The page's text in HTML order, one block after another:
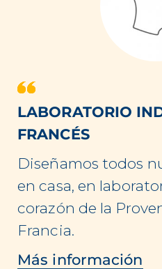
LABORATORIO
FRANCÉS
Diseñamos todos
en casa, en
corazón de la
Francia.
Más información